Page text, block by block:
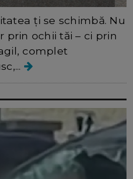
ți se schimbă. Nu
prin ochii tăi – ci prin
complet